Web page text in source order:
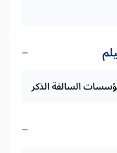
السالفة الذكر